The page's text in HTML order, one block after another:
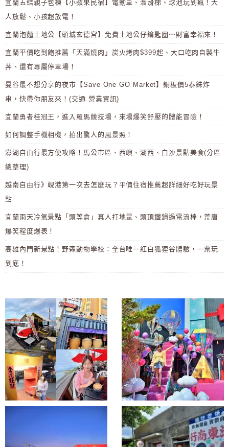
宜蘭五結親子包棟【小蘋果民宿】電動車、溜滑梯、球池玩到瘋！大
人放鬆、小孩超放電！
宜蘭泡麵土地公【頭城玄德宮】免費土地公仔鑰匙圈～財富幸福來！
宜蘭平價吃到飽推薦「天滿燒肉」炭火烤肉$399起、大口吃肉自製牛
丼、還有專屬停車場！
曼谷最不想分享的夜市【Save One GO Market】銅板價5泰銖炸
串，快帶你朋友來！(交通.營業資訊)
宜蘭勇者桂冠王，進入羅馬競技場，來場爆笑舒壓的體能冒險！
如何調整手機相機，拍出驚人的風景照！
澎湖自由行最方便攻略！馬公市區、西嶼、湖西、白沙景點美食(分區
總整理)
越南自由行》峴港第一次去怎麼玩？平價住宿推薦超詳細好吃好玩景
點
宜蘭雨天冷氣景點「頭等倉」真人打地鼠、頭頂鐵鍋過電流棒，荒唐
爆笑程度爆表！
高雄內門新景點！野森動物學校：全台唯一紅白狐狸谷體驗，一票玩
到底！